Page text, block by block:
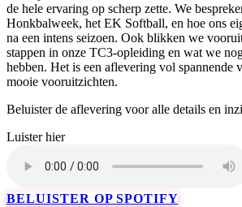
de hele ervaring op scherp zette. We
Honkbalweek, het EK Softball, en hoe ons
na een intens seizoen. Ook blikken we
stappen in onze TC3-opleiding en wat we
hebben. Het is een aflevering vol spannende
mooie vooruitzichten.
Beluister de aflevering voor alle details en
Luister hier
BELUISTER OP SPOTIFY